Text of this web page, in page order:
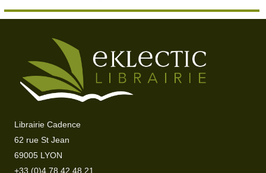
Librairie Cadence
62 rue St Jean
69005 LYON
+33 (0)4 78 42 48 21